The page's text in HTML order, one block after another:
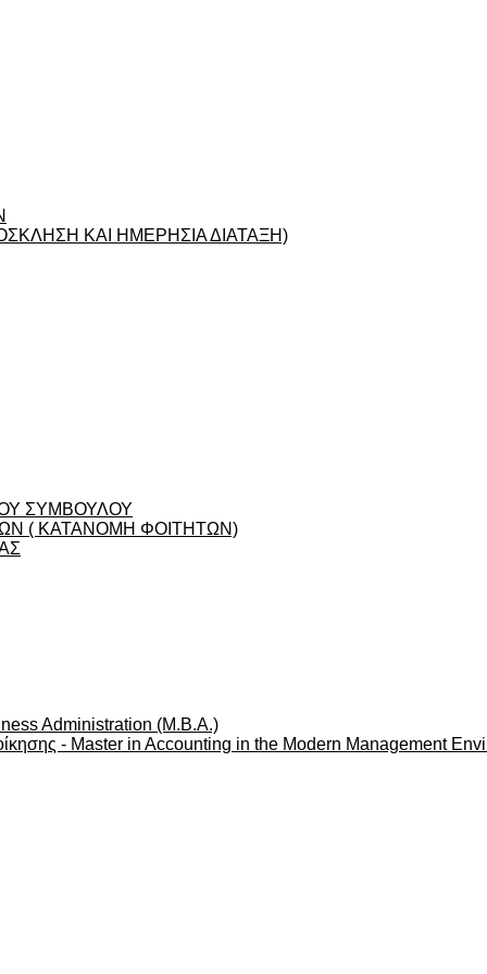
ΚΑΙ ΗΜΕΡΗΣΙΑ ΔΙΑΤΑΞΗ)
ΣΥΜΒΟΥΛΟΥ
( ΚΑΤΑΝΟΜΗ ΦΟΙΤΗΤΩΝ)
Administration (M.B.A.)
- Master in Accounting in the Modern Management